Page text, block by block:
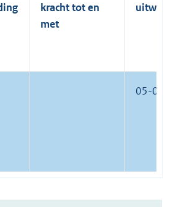
kracht tot en
met
05-08-